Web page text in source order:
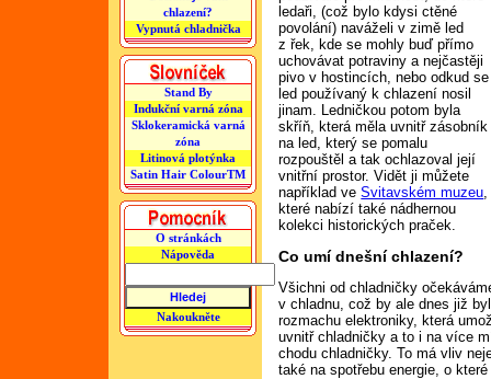
chlazení?
Vypnutá chladnička
Stand By
Indukční varná zóna
Sklokeramická varná
zóna
Litinová plotýnka
Satin Hair ColourTM
O stránkách
Nápověda
Nakoukněte
ledaři, (což bylo kdysi ctěné
povolání) naváželi v zimě led
z řek, kde se mohly buď přímo
uchovávat potraviny a nejčastěji
pivo v hostincích, nebo odkud se
led používaný k chlazení nosil
jinam. Ledničkou potom byla
skříň, která měla uvnitř zásobník
na led, který se pomalu
rozpouštěl a tak ochlazoval její
vnitřní prostor. Vidět ji můžete
například veSvitavském muzeu,
které nabízí také nádhernou
kolekci historických praček.
Co umí dnešní chlazení?
Všichni od chladničky
v chladnu, což by ale dnes již
rozmachu elektroniky, která
uvnitř chladničky a to i na více
chodu chladničky. To má vliv
také na spotřebu energie, o